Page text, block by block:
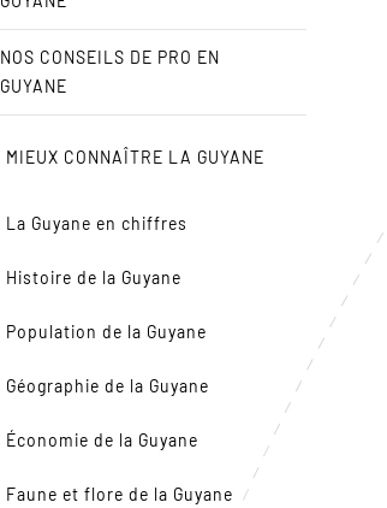
NOS CONSEILS DE PRO EN
GUYANE
MIEUX CONNAÎTRE LA GUYANE
La Guyane en chiffres
Histoire de la Guyane
Population de la Guyane
Géographie de la Guyane
Économie de la Guyane
Faune et flore de la Guyane